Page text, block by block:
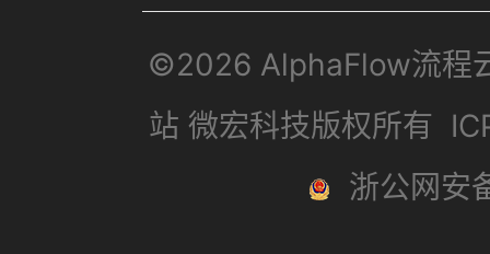
©2026 AlphaFlow流程
站 微宏科技版权所有
浙公网安